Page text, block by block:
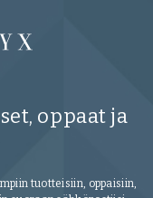
oppaat ja
tuotteisiin, oppaisiin,